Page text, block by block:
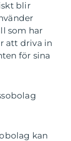
blir
som har
att driva in
för sina
kan